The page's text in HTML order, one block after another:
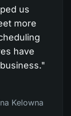
us
more
have
"
Kelowna